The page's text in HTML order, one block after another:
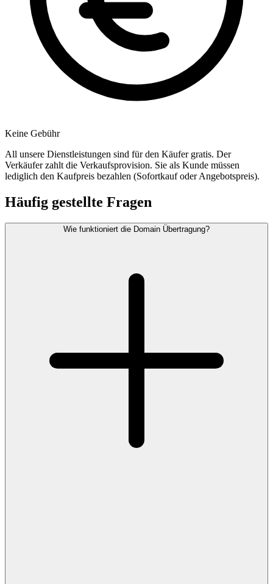
Keine Gebühr
All unsere Dienstleistungen sind für den Käufer gratis. Der
Verkäufer zahlt die Verkaufsprovision. Sie als Kunde müssen
lediglich den Kaufpreis bezahlen (Sofortkauf oder Angebotspreis).
Häufig gestellte Fragen
Wie funktioniert die Domain Übertragung?